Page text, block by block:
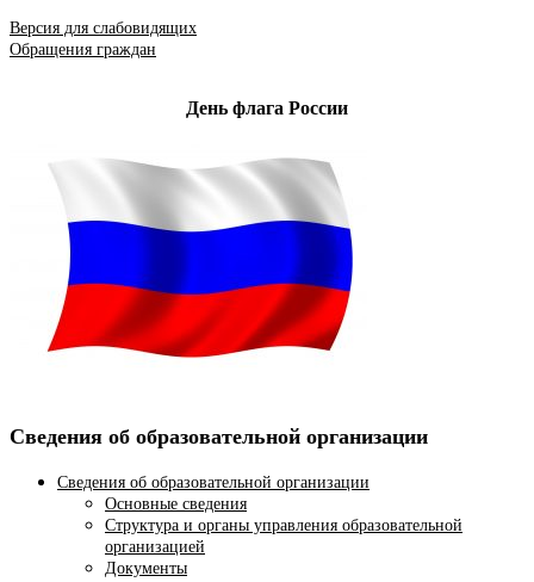
Версия для слабовидящих
Обращения граждан
День флага России
Сведения об образовательной организации
Сведения об образовательной организации
Основные сведения
Структура и органы управления образовательной
организацией
Документы